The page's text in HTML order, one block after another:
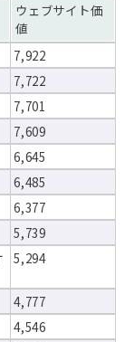
ウェブサイト価
値
7,922
7,722
7,701
7,609
6,645
6,485
6,377
5,739
5,294
4,777
4,546